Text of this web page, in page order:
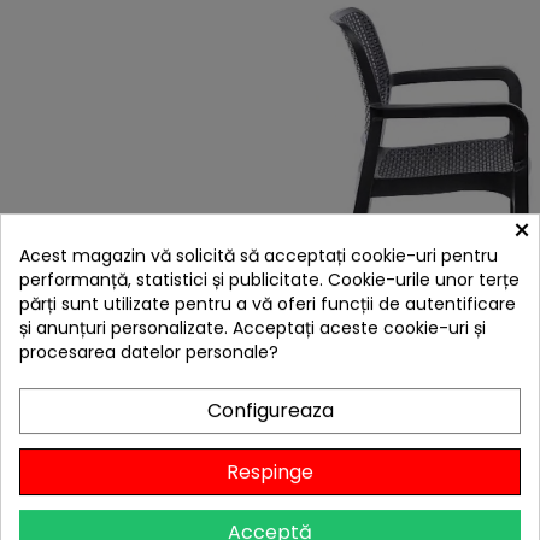
4 ALTE PRODUSE IN ACEEASI
CATEGORIE:
×
Acest magazin vă solicită să acceptați cookie-uri pentru
performanță, statistici și publicitate. Cookie-urile unor terțe
părți sunt utilizate pentru a vă oferi funcții de autentificare
și anunțuri personalizate. Acceptați aceste cookie-uri și
procesarea datelor personale?
Configureaza
Respinge
Acceptă